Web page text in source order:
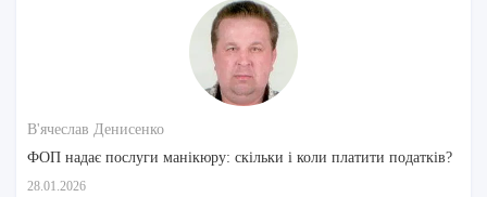
В'ячеслав Денисенко
ФОП надає послуги манікюру: скільки і коли платити податків?
28.01.2026